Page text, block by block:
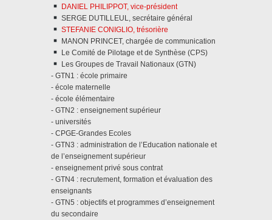
DANIEL PHILIPPOT, vice-président
SERGE DUTILLEUL, secrétaire général
STEFANIE CONIGLIO, trésorière
MANON PRINCET, chargée de communication
Le Comité de Pilotage et de Synthèse (CPS)
Les Groupes de Travail Nationaux (GTN)
- GTN1 : école primaire
- école maternelle
- école élémentaire
- GTN2 : enseignement supérieur
- universités
- CPGE-Grandes Ecoles
- GTN3 : administration de l’Education nationale et
de l’enseignement supérieur
- enseignement privé sous contrat
- GTN4 : recrutement, formation et évaluation des
enseignants
- GTN5 : objectifs et programmes d’enseignement
du secondaire